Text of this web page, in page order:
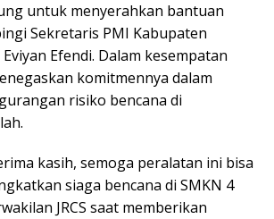
untuk menyerahkan bantuan
Sekretaris PMI Kabupaten
Efendi. Dalam kesempatan
komitmennya dalam
risiko bencana di
kasih, semoga peralatan ini bisa
siaga bencana di SMKN 4
JRCS saat memberikan